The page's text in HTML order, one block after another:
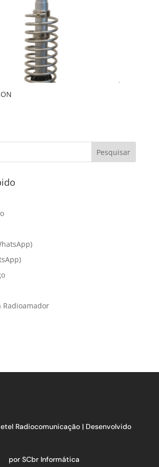
Pesquisar
Radioamador
Radiocomunicação | Desenvolvido
por SCbr Informática